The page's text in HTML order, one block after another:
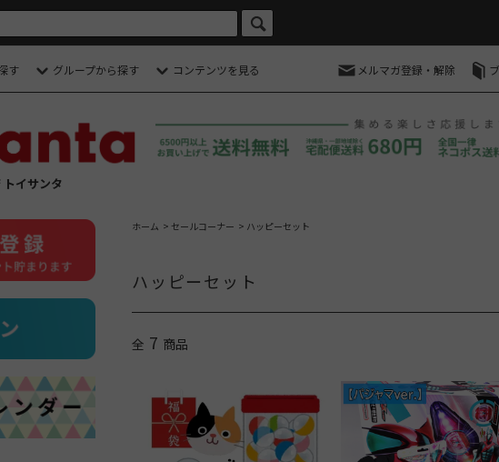
す グループから探す コンテンツを見る メルマガ登録・解除
イサンタ
ホーム > セールコーナー > ハッピーセット
ハッピーセット
全 7 商品